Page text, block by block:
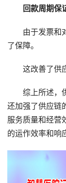
回款周期保
由于发票和对
了保障。
这改善了供应
综上所述，供
还加强了供应链
服务质量和经营
的运作效率和响